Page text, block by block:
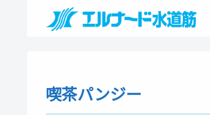
喫茶パンジー